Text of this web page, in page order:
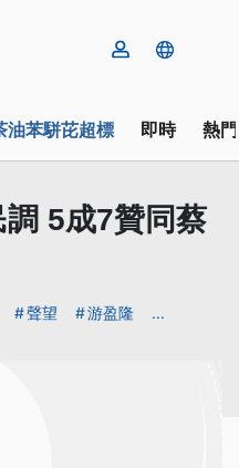
油苯駢芘超標 即時 熱
5成7贊同蔡
聲望 游盈隆 ...